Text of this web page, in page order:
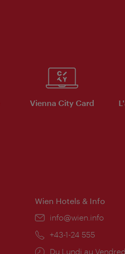
Vienna City Card
Wien Hotels & Info
E-
info@wien.info
Téléphone:
+43-1-24 555
Horaires
Du Lundi au